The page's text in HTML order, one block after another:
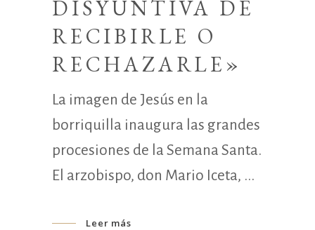
DISYUNTIVA DE
RECIBIRLE O
RECHAZARLE»
La imagen de Jesús en la
borriquilla inaugura las grandes
procesiones de la Semana Santa.
El arzobispo, don Mario Iceta,
Leer más